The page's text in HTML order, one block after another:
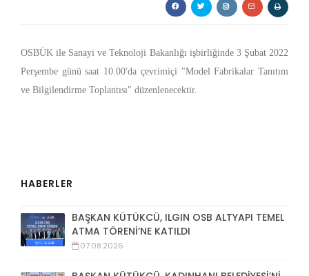
OSBÜK ile Sanayi ve Teknoloji Bakanlığı işbirliğinde 3 Şubat 2022
Perşembe günü saat 10.00'da çevrimiçi "Model Fabrikalar Tanıtım
ve Bilgilendirme Toplantısı" düzenlenecektir.
HABERLER
BAŞKAN KÜTÜKCÜ, ILGIN OSB ALTYAPI TEMEL
ATMA TÖRENİ’NE KATILDI
07.08.2026